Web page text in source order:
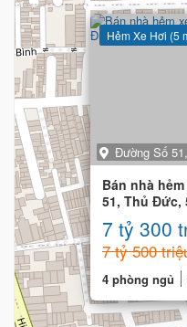
Hẻm Xe Hơi (5
Đường Số
Bán nhà
51, Thủ Đức,
11m), 4 tầng
7 tỷ 300
7 tỷ 500
4 phòng ngủ